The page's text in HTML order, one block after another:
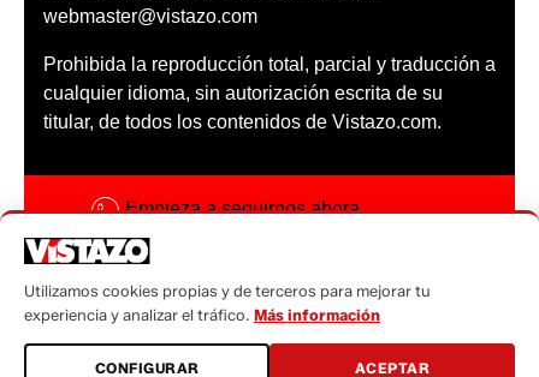
webmaster@vistazo.com
Prohibida la reproducción total, parcial y traducción a
cualquier idioma, sin autorización escrita de su
titular, de todos los contenidos de Vistazo.com.
Empieza a seguirnos ahora
Código ética
Sugerencias a:
sugerencias@vistazo.com
Utilizamos cookies propias y de terceros para mejorar tu
experiencia y analizar el tráfico. Más información
CONFIGURAR ACEPTAR